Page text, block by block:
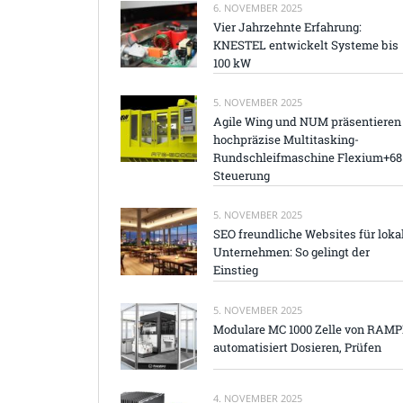
6. NOVEMBER 2025
Vier Jahrzehnte Erfahrung:
KNESTEL entwickelt Systeme bis
100 kW
5. NOVEMBER 2025
Agile Wing und NUM präsentieren
hochpräzise Multitasking-
Rundschleifmaschine Flexium+68
Steuerung
5. NOVEMBER 2025
SEO freundliche Websites für
Unternehmen: So gelingt der
Einstieg
5. NOVEMBER 2025
Modulare MC 1000 Zelle von
automatisiert Dosieren, Prüfen
4. NOVEMBER 2025